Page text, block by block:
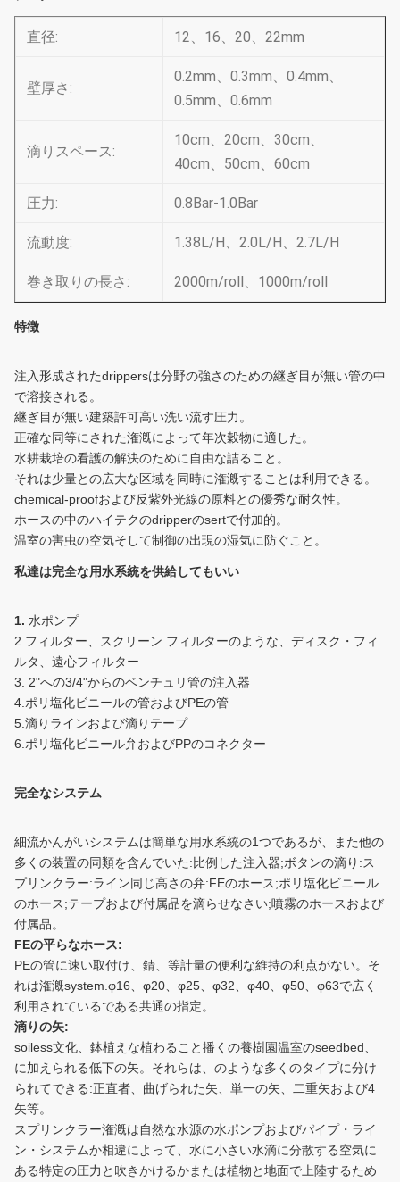
直径: 12、16、20、22mm
壁厚さ:
0.2mm、0.3mm、0.4mm、
0.5mm、0.6mm
滴りスペース:
10cm、20cm、30cm、
40cm、50cm、60cm
圧力: 0.8Bar-1.0Bar
流動度: 1.38L/H、2.0L/H、2.7L/H
巻き取りの長さ: 2000m/roll、1000m/roll
特徴
注入形成されたdrippersは分野の強さのための継ぎ目が無い管の中
で溶接される。
継ぎ目が無い建築許可高い洗い流す圧力。
正確な同等にされた潅漑によって年次穀物に適した。
水耕栽培の看護の解決のために自由な詰ること。
それは少量との広大な区域を同時に潅漑することは利用できる。
chemical-proofおよび反紫外光線の原料との優秀な耐久性。
ホースの中のハイテクのdripperのsertで付加的。
温室の害虫の空気そして制御の出現の湿気に防ぐこと。
私達は完全な用水系統を供給してもいい
1. 水ポンプ
2.フィルター、スクリーン フィルターのような、ディスク・フィ
ルタ、遠心フィルター
3. 2"への3/4"からのベンチュリ管の注入器
4.ポリ塩化ビニールの管およびPEの管
5.滴りラインおよび滴りテープ
6.ポリ塩化ビニール弁およびPPのコネクター
完全なシステム
細流かんがいシステムは簡単な用水系統の1つであるが、また他の
多くの装置の同類を含んでいた:比例した注入器;ボタンの滴り:ス
プリンクラー:ライン同じ高さの弁:FEのホース;ポリ塩化ビニール
のホース;テープおよび付属品を滴らせなさい;噴霧のホースおよび
付属品。
FEの平らなホース:
PEの管に速い取付け、錆、等計量の便利な維持の利点がない。そ
れは潅漑system.φ16、φ20、φ25、φ32、φ40、φ50、φ63で広く
利用されているである共通の指定。
滴りの矢:
soiless文化、鉢植えな植わること播くの養樹園温室のseedbed、
に加えられる低下の矢。それらは、のような多くのタイプに分け
られてできる:正直者、曲げられた矢、単一の矢、二重矢および4
矢等。
スプリンクラー潅漑は自然な水源の水ポンプおよびパイプ・ライ
ン・システムか相違によって、水に小さい水滴に分散する空気に
ある特定の圧力と吹きかけるかまたは植物と地面で上陸するため